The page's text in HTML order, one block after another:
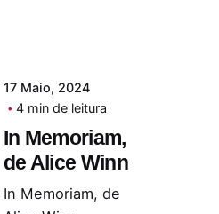
17 Maio, 2024
4 min de leitura
In Memoriam,
de Alice Winn
In Memoriam, de